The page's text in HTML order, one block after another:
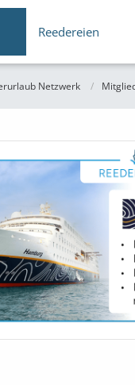
Reedereien
Netzwerk